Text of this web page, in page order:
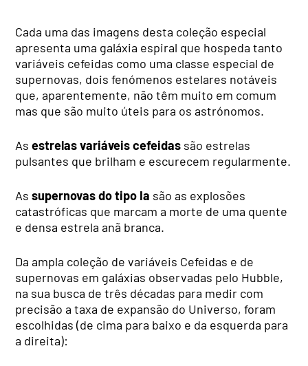
Cada uma das imagens desta coleção especial
apresenta uma galáxia espiral que hospeda tanto
variáveis cefeidas como uma classe especial de
supernovas, dois fenómenos estelares notáveis
que, aparentemente, não têm muito em comum
mas que são muito úteis para os astrónomos.
Asestrelas variáveis cefeidas são estrelas
pulsantes que brilham e escurecem regularmente.
Assupernovas do tipo Ia são as explosões
catastróficas que marcam a morte de uma quente
e densa estrela anã branca.
Da ampla coleção de variáveis Cefeidas e de
supernovas em galáxias observadas pelo Hubble,
na sua busca de três décadas para medir com
precisão a taxa de expansão do Universo, foram
escolhidas (de cima para baixo e da esquerda para
a direita):